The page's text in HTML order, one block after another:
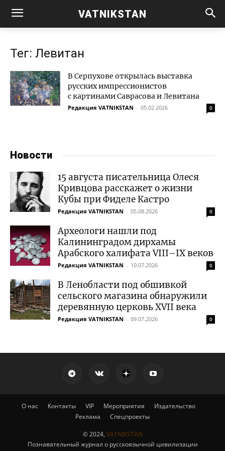
VATNIKSTAN
Тег: Левитан
В Серпухове открылась выставка
русских импрессионистов
с картинами Саврасова и Левитана
Редакция VATNIKSTAN - 05.02.2026 0
Новости
15 августа писательница Олеся
Кривцова расскажет о жизни
Кубы при Фиделе Кастро
Редакция VATNIKSTAN - 05.08.2026 0
Археологи нашли под
Калининградом дирхамы
Арабского халифата VIII–IX веков
Редакция VATNIKSTAN - 10.07.2026 0
В Ленобласти под обшивкой
сельского магазина обнаружили
деревянную церковь XVII века
Редакция VATNIKSTAN - 09.07.2026 0
О нас Контакты VIP Мероприятия
Издательство
Реклама
Спецпроекты
© 2024, VATNIKSTAN
Познавательный журнал о русскоязычной цивилизации